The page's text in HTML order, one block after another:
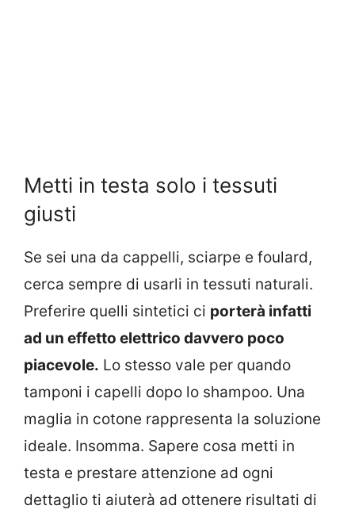
Metti in testa solo i tessuti
giusti
Se sei una da cappelli, sciarpe e foulard,
cerca sempre di usarli in tessuti naturali.
Preferire quelli sintetici ci porterà infatti
ad un effetto elettrico davvero poco
piacevole. Lo stesso vale per quando
tamponi i capelli dopo lo shampoo. Una
maglia in cotone rappresenta la soluzione
ideale. Insomma. Sapere cosa metti in
testa e prestare attenzione ad ogni
dettaglio ti aiuterà ad ottenere risultati di